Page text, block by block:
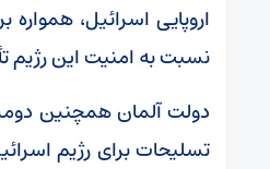
اروپایی اسرائیل، همواره
نسبت به امنیت این رژیم
دولت آلمان همچنین
تسلیحات برای رژیم